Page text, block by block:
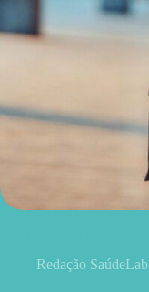
Redação SaúdeLab